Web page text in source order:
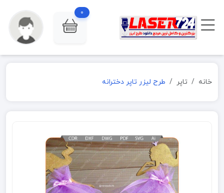
0
خانه تاپر طرح لیزر تاپر دخترانه